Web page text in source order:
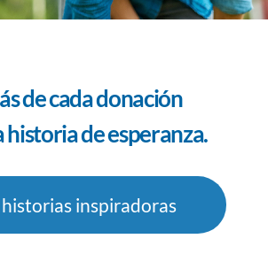
de cada donación
historia de esperanza.
inspiradoras